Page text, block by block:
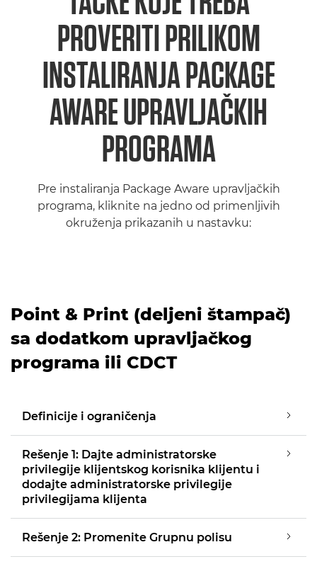
PROVERITI PRILIKOM
INSTALIRANJA PACKAGE
AWARE UPRAVLJAČKIH
PROGRAMA
Pre instaliranja Package Aware upravljačkih
programa, kliknite na jedno od primenljivih
okruženja prikazanih u nastavku:
Point & Print (deljeni štampač)
sa dodatkom upravljačkog
programa ili CDCT
Definicije i ograničenja
Rešenje 1: Dajte administratorske
privilegije klijentskog korisnika klijentu i
dodajte administratorske privilegije
privilegijama klijenta
Rešenje 2: Promenite Grupnu polisu